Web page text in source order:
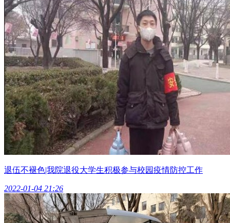
退伍不褪色|我院退役大学生积极参与校园疫情防控工作
2022-01-04 21:26